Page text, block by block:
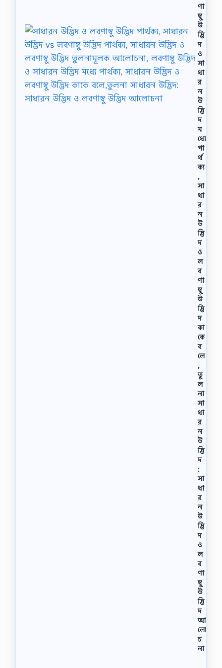
ণা
ম্বু
উ
দ্ভি
দ
ও
সা
ধা
র
ন
উ
দ্ভি
দ
ম
ধ্যে
পা
র্থ
ক্য
,
সা
ধা
র
ন
উ
দ্ভি
দ
ও
ল
ব
ণা
ম্বু
উ
দ্ভি
দ
কা
কে
ব
লে
,
তু
ল
না
সা
ধা
র
ন
উ
দ্ভি
দ
:
সা
ধা
র
ন
উ
দ্ভি
দ
ও
ল
ব
ণা
ম্বু
উ
দ্ভি
দ
আ
লো
চ
না